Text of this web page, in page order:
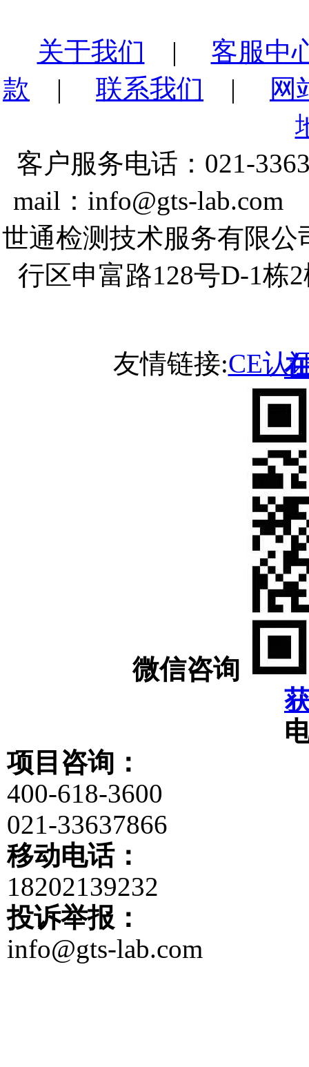
关于我们 | 客服中
款 | 联系我们 |
网
客户服务电话：021-
mail：info@gts-
世通检测技术服务有限
行区申富路128号D-1
友情链接:CE认
微信咨询
项目咨询：
400-618-3600
021-33637866
移动电话：
18202139232
投诉举报：
info@gts-lab.com